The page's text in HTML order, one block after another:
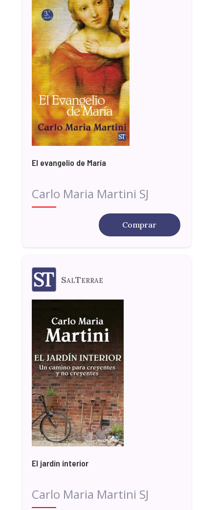
El evangelio de María
Carlo Maria Martini SJ
Comprar
SalTerrae
El jardín interior
Carlo Maria Martini SJ